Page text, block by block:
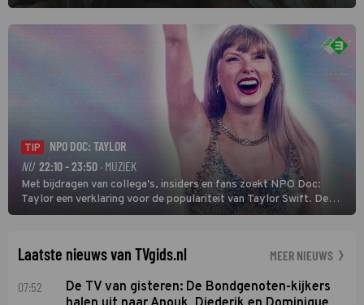
TIP
NPO DOC: TAYLOR
NU 22:10 - 23:50 · MUZIEK
Met bijdragen van collega's, insiders en fans zoekt NPO Doc:
Taylor een verklaring voor de populariteit van Taylor Swift. De
singer-songwriter is een van de succesvolste sterren van onze tijd
Laatste nieuws van TVgids.nl MEER NIEUWS
07:52
De TV van gisteren: De Bondgenoten-kijkers